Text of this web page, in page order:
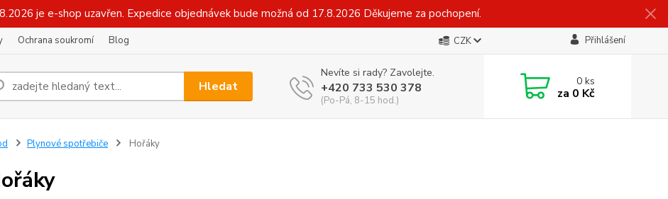
je e-shop uzavřen. Expedice objednávek bude možná od 17.8.2026 Děkujeme za pochopení.
Ochrana soukromí Blog CZK Přihlášení
Hledat
Nevíte si rady? Zavolejte.
+420 733 530 378
(Po-Pá, 8-15 hod.)
0ks
za 0 Kč
Plynové spotřebiče Hořáky